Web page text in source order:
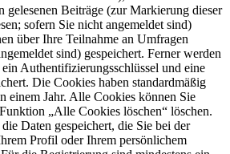
gelesenen Beiträge (zur Markierung dieser
sofern Sie nicht angemeldet sind)
über Ihre Teilnahme an Umfragen
sind) gespeichert. Ferner werden
Authentifizierungsschlüssel und eine
Die Cookies haben standardmäßig
einem Jahr. Alle Cookies können Sie
„Alle Cookies löschen“ löschen.
Daten gespeichert, die Sie bei der
Profil oder Ihrem persönlichem